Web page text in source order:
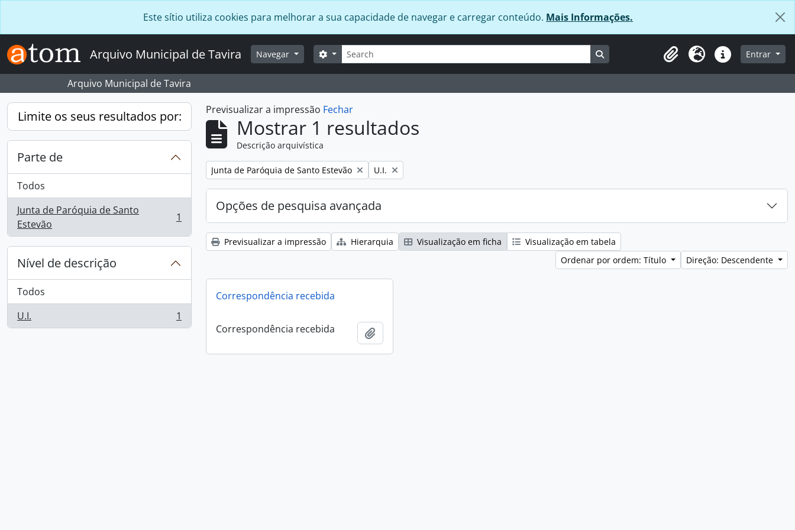
Este sítio utiliza cookies para melhorar a sua capacidade de navegar e carregar conteúdo. Mais Informações.
Arquivo Municipal de Tavira Navegar Pesquisar
Opções de busca Busque na página de navegação
Área de transferência
Idioma Ligações rápidas
Entrar
Arquivo Municipal de Tavira
Limite os seus resultados por:
Parte de
Todos
Junta de Paróquia de Santo
Estevão
, 1 resultados 1
Nível de descrição
Todos
U.I.
, 1 resultados 1
Previsualizar a impressão Fechar
Mostrar 1 resultados
Descrição arquivística
Remover filtro:
Junta de Paróquia de Santo Estevão Remover filtro:
U.I.
Opções de pesquisa avançada
Previsualizar a impressão Hierarquia Visualização em ficha
Visualização em tabela
Ordenar por ordem: Título
Direção: Descendente
Correspondência recebida
Correspondência recebida